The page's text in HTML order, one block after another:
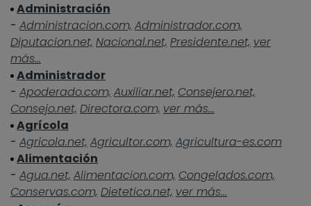
Administración
- Administracion.com, Administrador.com,
Diputacion.net, Nacional.net, Presidente.net, ver
más...
Administrador
- Apoderado.com, Auxiliar.net, Consejero.net,
Consejo.net, Directora.com, ver más...
Agrícola
- Agricola.net, Agricultor.com, Agricultura-es.com
Alimentación
- Agua.net, Alimentacion.com, Congelados.com,
Conservas.com, Dietetica.net, ver más...